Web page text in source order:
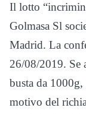
Il lotto
Golmasa Sl
Madrid. La
26/08/2019. Se
busta da
motivo del